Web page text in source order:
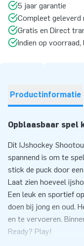
5 jaar garantie
Compleet
Gratis en Direct
Indien op voorraad,
Productinformatie
Opblaasbaar spel
Dit IJshockey
spannend is om te
stick de puck door
Laat zien hoeveel
Een leuk en sportief
doen bij jong en oud.
en te vervoeren.
Ready? Play!